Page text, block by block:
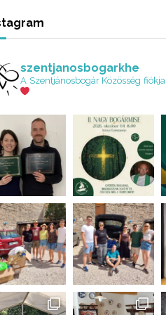
szentjanosbogarkhe
A Szentjánosbogár Közösség fiókja